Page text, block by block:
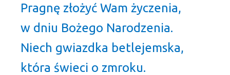
Pragnę złożyć Wam życzenia,
w dniu Bożego Narodzenia.
Niech gwiazdka betlejemska,
która świeci o zmroku.